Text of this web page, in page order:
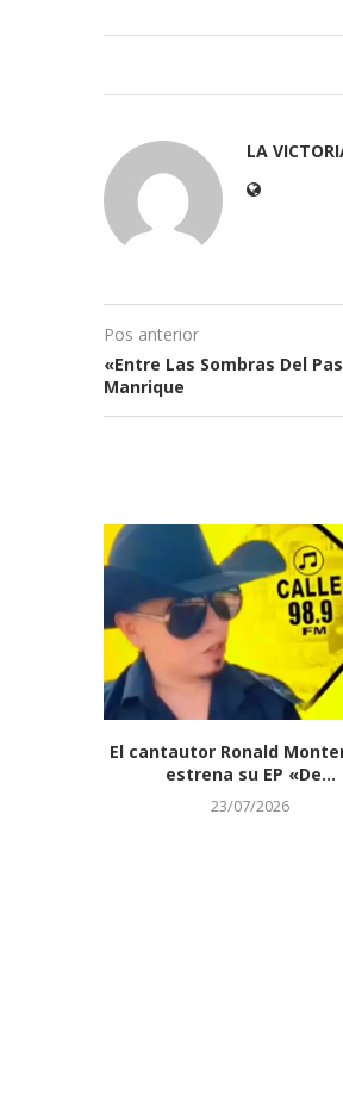
LA
Pos anterior
«Entre Las Sombras Del
Manrique
El cantautor Ronald
estrena su EP «De...
23/07/2026